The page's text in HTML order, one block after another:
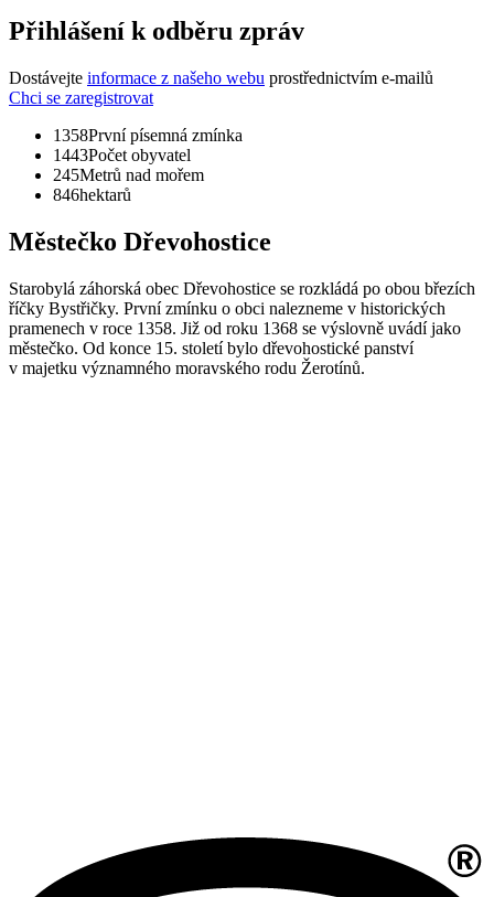
Přihlášení k odběru zpráv
Dostávejte informace z našeho webu prostřednictvím e-mailů
Chci se zaregistrovat
1358První písemná zmínka
1443Počet obyvatel
245Metrů nad mořem
846hektarů
Městečko Dřevohostice
Starobylá záhorská obec Dřevohostice se rozkládá po obou březích
říčky Bystřičky. První zmínku o obci nalezneme v historických
pramenech v roce 1358. Již od roku 1368 se výslovně uvádí jako
městečko. Od konce 15. století bylo dřevohostické panství
v majetku významného moravského rodu Žerotínů.